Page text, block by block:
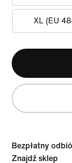
XL (EU
Bezpłatny
Znajdź sklep